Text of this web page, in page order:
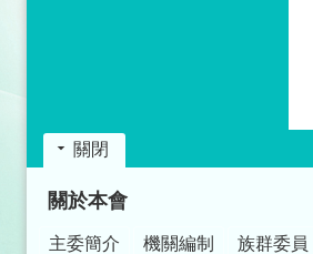
關閉
關於本會
主委簡介 機關編制 族群委員